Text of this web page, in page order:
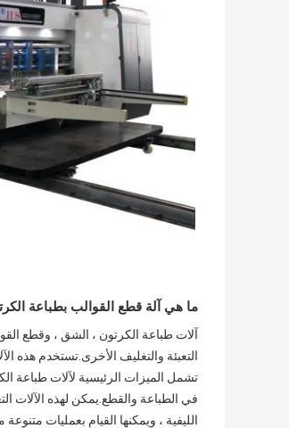
ما هي آلة قطع القوالب بطباعة
آلات طباعة الكرتون ، الشق ، وقطع
التعبئة والتغليف الأخرى.تستخدم هذه
تشمل الميزات الرئيسية لآلات طباعة
في الطباعة والقطع.يمكن لهذه الآلات
الليفية ، ويمكنها القيام بعمليات